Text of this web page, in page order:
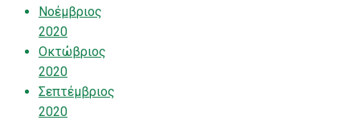
Νοέμβριος
2020
Οκτώβριος
2020
Σεπτέμβριος
2020